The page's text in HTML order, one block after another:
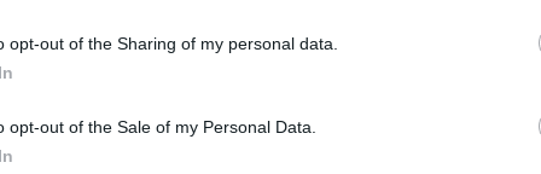
opt-out of the Sharing of my personal data.
opt-out of the Sale of my Personal Data.